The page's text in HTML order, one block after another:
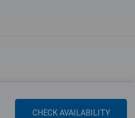
CHECK AVAILABILITY